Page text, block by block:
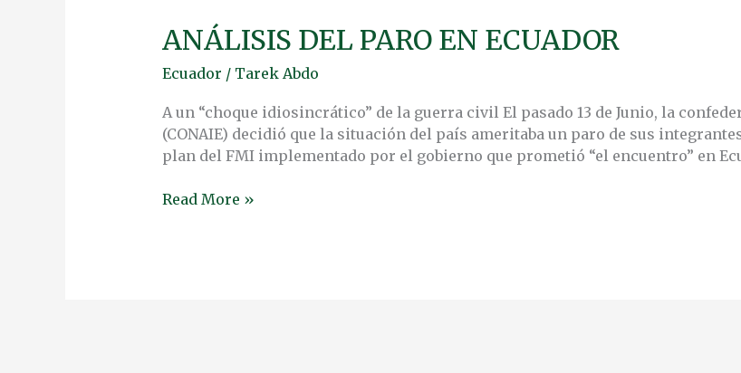
ANÁLISIS DEL PARO EN ECUADOR
Ecuador / Tarek Abdo
A un “choque idiosincrático” de la guerra civil El pasado 13 de Junio, la
(CONAIE) decidió que la situación del país ameritaba un paro de sus
plan del FMI implementado por el gobierno que prometió “el encuentro” en
ANÁLISIS
DEL
PARO
ECUADOR
Read More »